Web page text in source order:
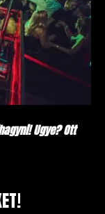
Ugye? Ott